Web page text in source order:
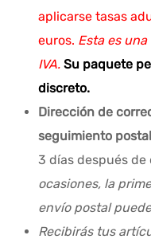
aplicarse tasas
euros. Esta es
IVA. Su paquete
discreto.
Dirección de
seguimiento
3 días después de
ocasiones, la
envío postal
Recibirás tus